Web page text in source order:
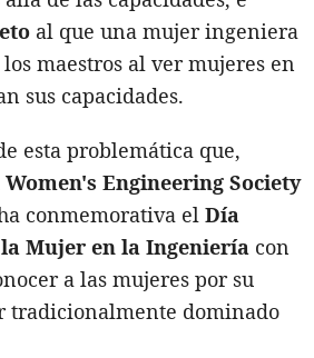
al que una mujer ingeniera
maestros al ver mujeres en
sus capacidades.
esta problemática que,
Women's Engineering Society
conmemorativa el Día
Mujer en la Ingeniería con
a las mujeres por su
tradicionalmente dominado